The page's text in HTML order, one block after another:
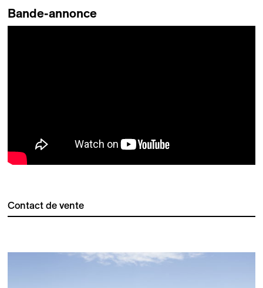
Bande-annonce
Contact de vente